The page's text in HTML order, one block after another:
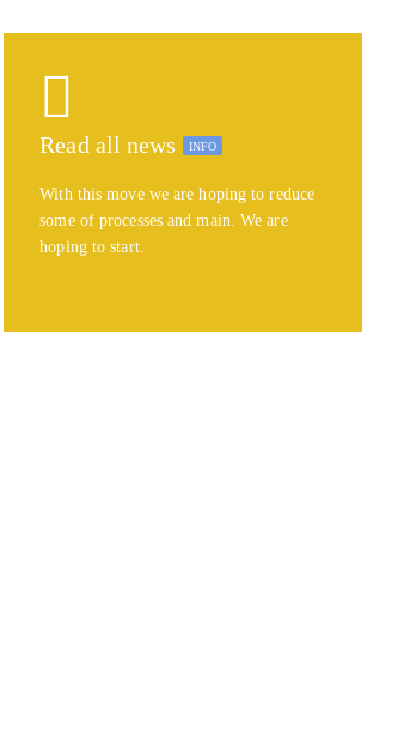
Read all news INFO
With this move we are hoping to reduce
some of processes and main. We are
hoping to start.